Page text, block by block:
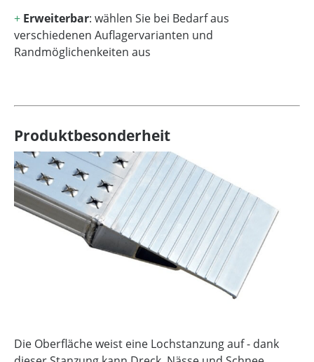
+ Erweiterbar: wählen Sie bei Bedarf aus
verschiedenen Auflagervarianten und
Randmöglichenkeiten aus
Produktbesonderheit
Die Oberfläche weist eine Lochstanzung auf - dank